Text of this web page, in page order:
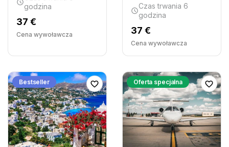
godzina
37 €
Cena wywoławcza
Czas trwania 6
godzina
37 €
Cena wywoławcza
Bestseller Oferta specjalna